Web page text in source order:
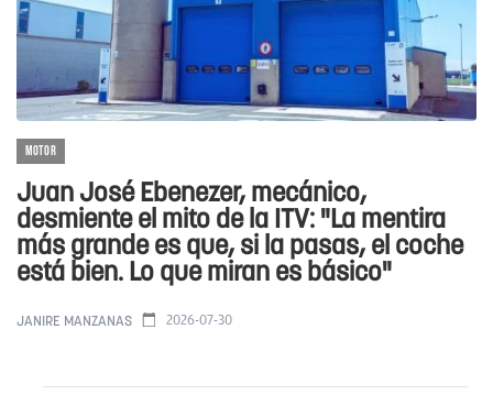
MOTOR
Juan José Ebenezer, mecánico,
desmiente el mito de la ITV: "La mentira
más grande es que, si la pasas, el coche
está bien. Lo que miran es básico"
JANIRE MANZANAS 2026-07-30